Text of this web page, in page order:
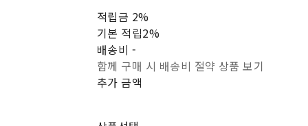
적립금 2%
기본 적립2%
배송비 -
함께 구매 시 배송비 절약 상품 보기
추가 금액